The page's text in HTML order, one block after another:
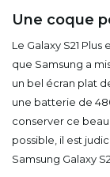
Une coque
Le Galaxy S21
que Samsung a
un bel écran plat
une batterie de
conserver ce
possible, il est
Samsung Galaxy